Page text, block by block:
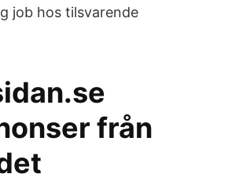
job hos tilsvarende
från